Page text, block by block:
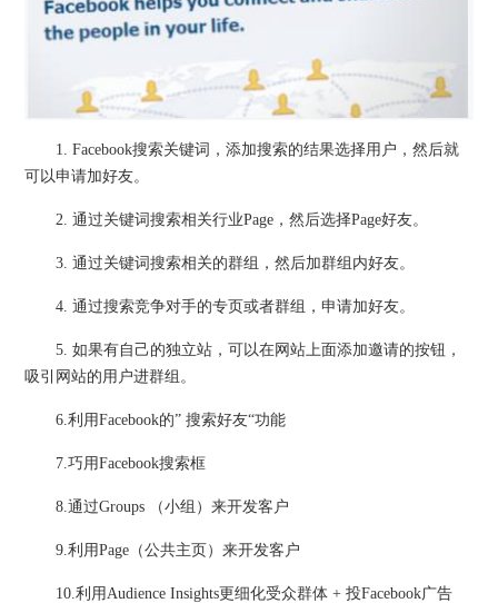
1. Facebook搜索关键词，添加搜索的结果选择用户，然后就
可以申请加好友。
2. 通过关键词搜索相关行业Page，然后选择Page好友。
3. 通过关键词搜索相关的群组，然后加群组内好友。
4. 通过搜索竞争对手的专页或者群组，申请加好友。
5. 如果有自己的独立站，可以在网站上面添加邀请的按钮，
吸引网站的用户进群组。
6.利用Facebook的” 搜索好友“功能
7.巧用Facebook搜索框
8.通过Groups （小组）来开发客户
9.利用Page（公共主页）来开发客户
10.利用Audience Insights更细化受众群体 + 投Facebook广告